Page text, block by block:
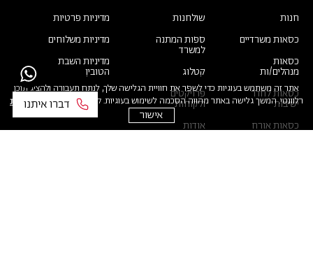
אתר זה משתמש בעוגיות כדי לשפר את חוויית הגלישה שלך, לנתח תעבורה ולהציג תוכן
רלוונטי. המשך גלישה באתר מהווה הסכמה לשימוש בעוגיות. קרא עוד במדיניות הפרטיות
אישור
חנות
כסאות משרדיים
כסאות
מנהלים/ות
כסאות לחדר
ישיבות
כסאות אורח
שולחנות
ספות המתנה
למשרד
קטלוג
פרויקטים
ולקוחות
אודות
מדיניות פרטיות
מדיניות משלוחים
מדיניות השבת
הטובין